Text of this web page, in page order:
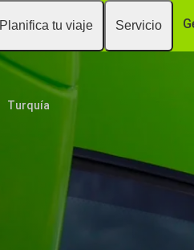
Planifica tu viaje Servicio
Turquía